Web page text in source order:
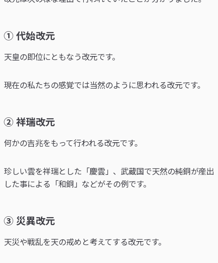
① 代始改元
天皇の即位にともなう改元です。
現在の私たちの感覚では当然のように思われる改元です。
② 祥瑞改元
何かの吉兆をもって行われる改元です。
珍しい雲を祥瑞とした「慶雲」、武蔵国で天然の純銅が産出
した事による「和銅」などがその例です。
③ 災異改元
天災や戦乱を天の戒めと考えてする改元です。